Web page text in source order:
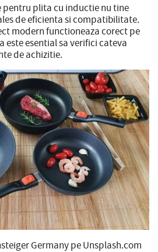
plita cu inductie nu tine
de eficienta si compatibilitate.
modern functioneaza corect pe
este esential sa verifici cateva
de achizitie.
Germany pe Unsplash.com